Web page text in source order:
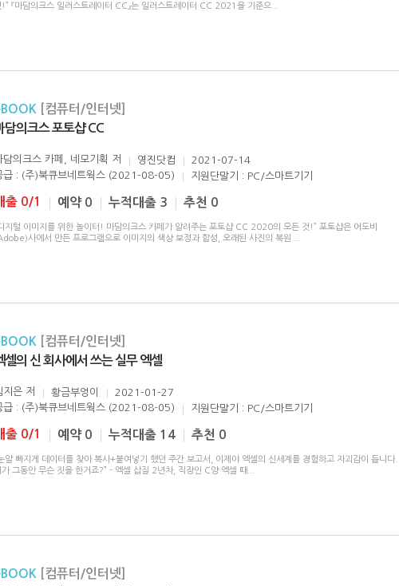
!” 『마담의크스 일러스트레이터 CC』는 일러스트레이터 CC 2021을 기준으
[컴퓨터/인터넷]
담의크스 포토샵 CC
담의크스 카페, 네모기획 저 영진닷컴
2021-07-14
급 : (주)북큐브네트웍스 (2021-08-05)
지원단말기 : PC/스마트기기
출 0/1 예약 0 누적대출 3 추천 0
지털 이미지를 위한 놀이터! 마담의크스 카페가 알려주는 포토샵 CC 2020의 모든 것!” 포토샵은 어도비
사에서 만든 프로그램으로 이미지의 색상 보정과 합성, 오래된 사진의 복원
[컴퓨터/인터넷]
셀의 신 회사에서 쓰는 실무 엑셀
지은 저 황금부엉이
2021-01-27
급 : (주)북큐브네트웍스 (2021-08-05)
지원단말기 : PC/스마트기기
출 0/1 예약 0 누적대출 14 추천 0
알 빠지게 데이터를 찾아 복사+붙여넣기 했던 주간 보고서, 이제야 엑셀의 신세계를 경험하고 자괴감이 듭니다.
가 그동안 무슨 짓을 한거죠?” - 엑셀 삽질 2년차, 직장인 C양 엑셀 때
[컴퓨터/인터넷]